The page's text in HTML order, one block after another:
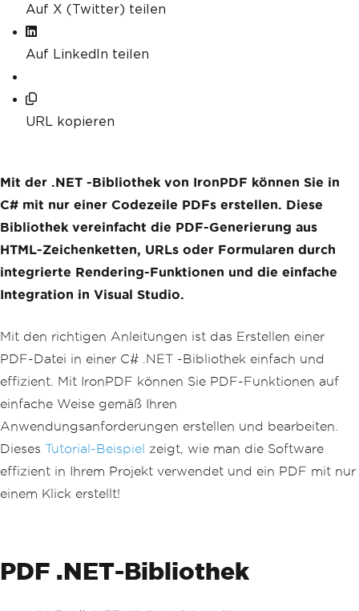
Auf X (Twitter) teilen
Auf LinkedIn teilen
URL kopieren
Mit der .NET -Bibliothek von IronPDF können Sie in
C# mit nur einer Codezeile PDFs erstellen. Diese
Bibliothek vereinfacht die PDF-Generierung aus
HTML-Zeichenketten, URLs oder Formularen durch
integrierte Rendering-Funktionen und die einfache
Integration in Visual Studio.
Mit den richtigen Anleitungen ist das Erstellen einer
PDF-Datei in einer C# .NET -Bibliothek einfach und
effizient. Mit IronPDF können Sie PDF-Funktionen auf
einfache Weise gemäß Ihren
Anwendungsanforderungen erstellen und bearbeiten.
Dieses Tutorial-Beispiel zeigt, wie man die Software
effizient in Ihrem Projekt verwendet und ein PDF mit nur
einem Klick erstellt!
PDF .NET-Bibliothek